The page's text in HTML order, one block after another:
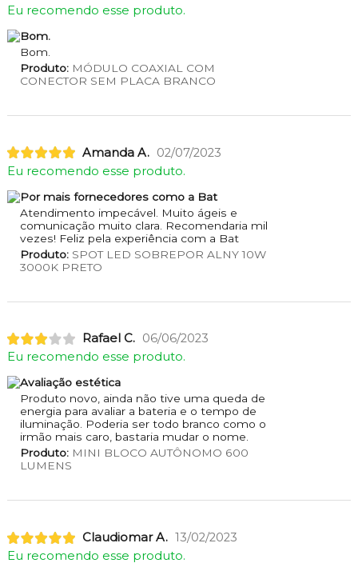
Eu recomendo esse produto.
Bom.
Bom.
Produto:MÓDULO COAXIAL COM
CONECTOR SEM PLACA BRANCO
Amanda A. 02/07/2023
Eu recomendo esse produto.
Por mais fornecedores como a Bat
Atendimento impecável. Muito ágeis e
comunicação muito clara. Recomendaria mil
vezes! Feliz pela experiência com a Bat
Produto:SPOT LED SOBREPOR ALNY 10W
3000K PRETO
Rafael C. 06/06/2023
Eu recomendo esse produto.
Avaliação estética
Produto novo, ainda não tive uma queda de
energia para avaliar a bateria e o tempo de
iluminação. Poderia ser todo branco como o
irmão mais caro, bastaria mudar o nome.
Produto:MINI BLOCO AUTÔNOMO 600
LUMENS
Claudiomar A. 13/02/2023
Eu recomendo esse produto.